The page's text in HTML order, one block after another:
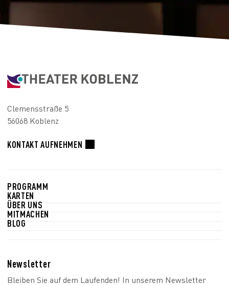
Clemensstraße 5
56068 Koblenz
KONTAKT AUFNEHMEN
PROGRAMM
KARTEN
ÜBER UNS
MITMACHEN
BLOG
Newsletter
Bleiben Sie auf dem Laufenden! In unserem Newsletter